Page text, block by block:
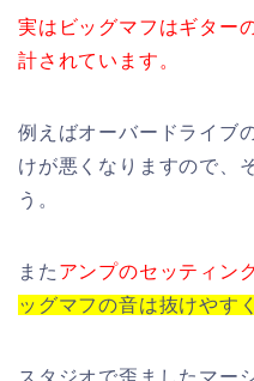
実はビッグマフはギター
計されています。
例えばオーバードライブ
けが悪くなりますので、
う。
また アンプのセッティン
ッグマフの音は抜けやす
スタジオで歪ましたマー